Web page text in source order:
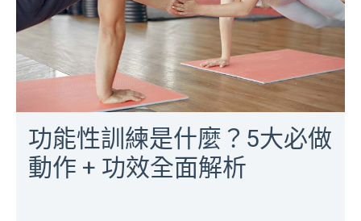
功能性訓練是什麼？5大必做
動作 + 功效全面解析